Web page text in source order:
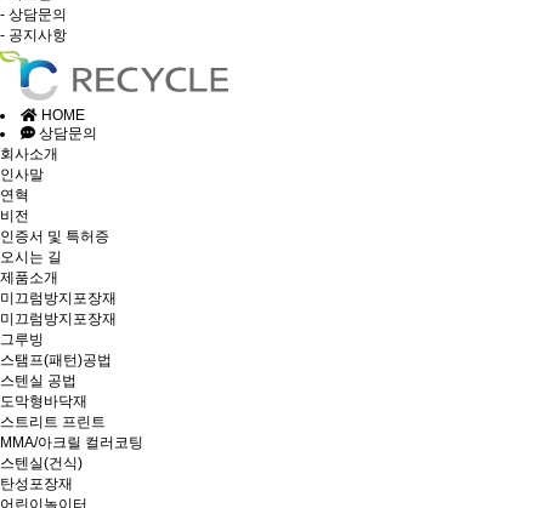
- 상담문의
- 공지사항
HOME
상담문의
회사소개
인사말
연혁
비전
인증서 및 특허증
오시는 길
제품소개
미끄럼방지포장재
미끄럼방지포장재
그루빙
스탬프(패턴)공법
스텐실 공법
도막형바닥재
스트리트 프린트
MMA/아크릴 컬러코팅
스텐실(건식)
탄성포장재
어린이놀이터